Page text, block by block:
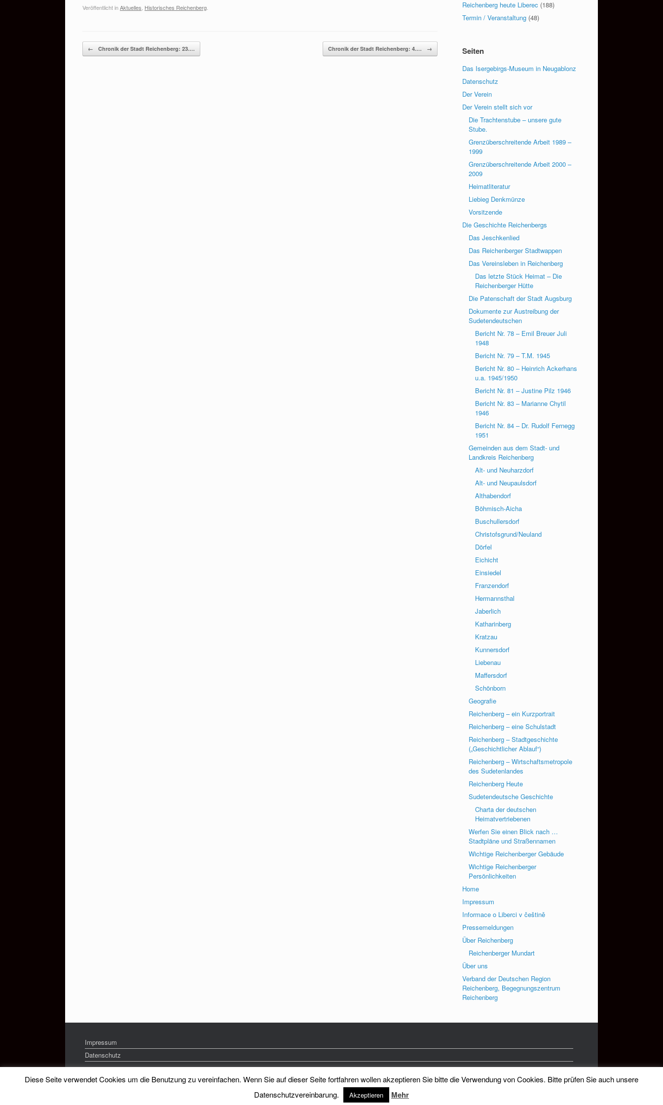
Veröffentlicht inAktuelles Historisches Reichenberg
Beitragsnavigation
← Chronik der Stadt Reichenberg: 23.… Chronik der Stadt Reichenberg: 4.… →
Reichenberg heute Liberec (188)
Termin / Veranstaltung (48)
Seiten
Das Isergebirgs-Museum in Neugablonz
Datenschutz
Der Verein
Der Verein stellt sich vor
Die Trachtenstube – unsere gute
Stube.
Grenzüberschreitende Arbeit 1989 –
1999
Grenzüberschreitende Arbeit 2000 –
2009
Heimatliteratur
Liebieg Denkmünze
Vorsitzende
Die Geschichte Reichenbergs
Das Jeschkenlied
Das Reichenberger Stadtwappen
Das Vereinsleben in Reichenberg
Das letzte Stück Heimat – Die
Reichenberger Hütte
Die Patenschaft der Stadt Augsburg
Dokumente zur Austreibung der
Sudetendeutschen
Bericht Nr. 78 – Emil Breuer Juli
1948
Bericht Nr. 79 – T.M. 1945
Bericht Nr. 80 – Heinrich Ackerhans
u.a. 1945/1950
Bericht Nr. 81 – Justine Pilz 1946
Bericht Nr. 83 – Marianne Chytil
1946
Bericht Nr. 84 – Dr. Rudolf Fernegg
1951
Gemeinden aus dem Stadt- und
Landkreis Reichenberg
Alt- und Neuharzdorf
Alt- und Neupaulsdorf
Althabendorf
Böhmisch-Aicha
Buschullersdorf
Christofsgrund/Neuland
Dörfel
Eichicht
Einsiedel
Franzendorf
Hermannsthal
Jaberlich
Katharinberg
Kratzau
Kunnersdorf
Liebenau
Maffersdorf
Schönborn
Geografie
Reichenberg – ein Kurzportrait
Reichenberg – eine Schulstadt
Reichenberg – Stadtgeschichte
(„Geschichtlicher Ablauf“)
Reichenberg – Wirtschaftsmetropole
des Sudetenlandes
Reichenberg Heute
Sudetendeutsche Geschichte
Charta der deutschen
Heimatvertriebenen
Werfen Sie einen Blick nach …
Stadtpläne und Straßennamen
Wichtige Reichenberger Gebäude
Wichtige Reichenberger
Persönlichkeiten
Home
Impressum
Informace o Liberci v češtině
Pressemeldungen
Über Reichenberg
Reichenberger Mundart
Über uns
Verband der Deutschen Region
Reichenberg, Begegnungszentrum
Reichenberg
Impressum
Datenschutz
Heimatkreis Reichenberg Stadt und Land e.V. Theme bySiteOrigin
Diese Seite verwendet Cookies um die Benutzung zu vereinfachen. Wenn Sie auf dieser Seite fortfahren wollen akzeptieren Sie bitte die Verwendung von Cookies. Bitte prüfen Sie auch unsere
Datenschutzvereinbarung.
Akzeptieren Mehr